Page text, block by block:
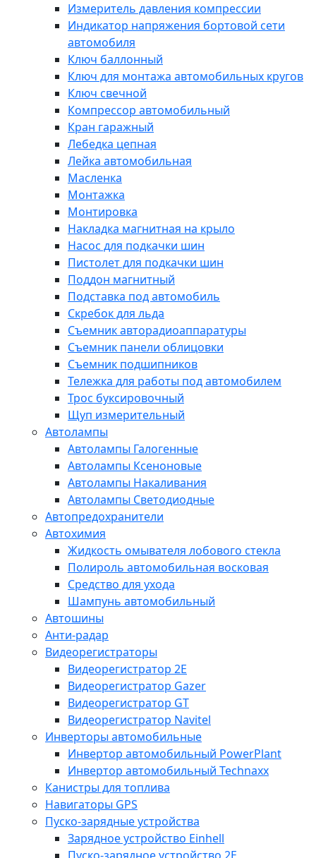
Измеритель давления компрессии
Индикатор напряжения бортовой сети
автомобиля
Ключ баллонный
Ключ для монтажа автомобильных кругов
Ключ свечной
Компрессор автомобильный
Кран гаражный
Лебедка цепная
Лейка автомобильная
Масленка
Монтажка
Монтировка
Накладка магнитная на крыло
Насос для подкачки шин
Пистолет для подкачки шин
Поддон магнитный
Подставка под автомобиль
Скребок для льда
Съемник авторадиоаппаратуры
Съемник панели облицовки
Съемник подшипников
Тележка для работы под автомобилем
Трос буксировочный
Щуп измерительный
Автолампы
Автолампы Галогенные
Автолампы Ксеноновые
Автолампы Накаливания
Автолампы Светодиодные
Автопредохранители
Автохимия
Жидкость омывателя лобового стекла
Полироль автомобильная восковая
Средство для ухода
Шампунь автомобильный
Автошины
Анти-радар
Видеорегистраторы
Видеорегистратор 2E
Видеорегистратор Gazer
Видеорегистратор GT
Видеорегистратор Navitel
Инверторы автомобильные
Инвертор автомобильный PowerPlant
Инвертор автомобильный Technaxx
Канистры для топлива
Навигаторы GPS
Пуско-зарядные устройства
Зарядное устройство Einhell